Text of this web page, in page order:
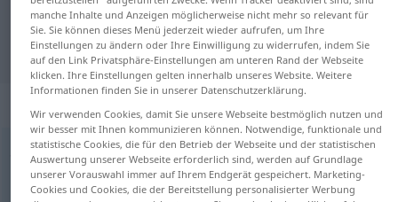
"Stellungnahme" Persisch
Übersetzung
„Stellungnahme“ : Femininum
Stellungnahmef
Übersicht aller Übersetzungen
manche Inhalte und Anzeigen möglicherweise nicht mehr so relevant für
Sie. Sie können dieses Menü jederzeit wieder aufrufen, um Ihre
Einstellungen zu ändern oder Ihre Einwilligung zu widerrufen, indem Sie
auf den Link Privatsphäre-Einstellungen am unteren Rand der Webseite
klicken. Ihre Einstellungen gelten innerhalb unseres Website. Weitere
Informationen finden Sie in unserer Datenschutzerklärung.
Wir verwenden Cookies, damit Sie unsere Webseite bestmöglich nutzen und
wir besser mit Ihnen kommunizieren können. Notwendige, funktionale und
statistische Cookies, die für den Betrieb der Webseite und der statistischen
Auswertung unserer Webseite erforderlich sind, werden auf Grundlage
unserer Vorauswahl immer auf Ihrem Endgerät gespeichert. Marketing-
Cookies und Cookies, die der Bereitstellung personalisierter Werbung